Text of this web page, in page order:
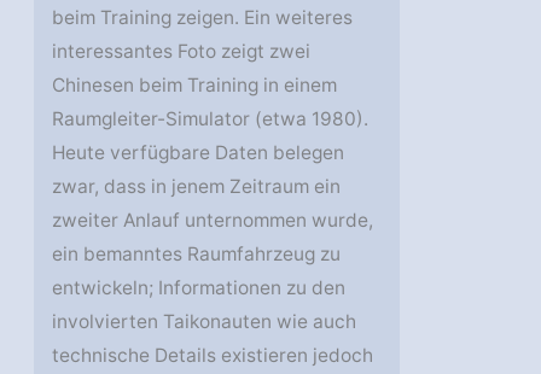
beim Training zeigen. Ein weiteres
interessantes Foto zeigt zwei
Chinesen beim Training in einem
Raumgleiter-Simulator (etwa 1980).
Heute verfügbare Daten belegen
zwar, dass in jenem Zeitraum ein
zweiter Anlauf unternommen wurde,
ein bemanntes Raumfahrzeug zu
entwickeln; Informationen zu den
involvierten Taikonauten wie auch
technische Details existieren jedoch